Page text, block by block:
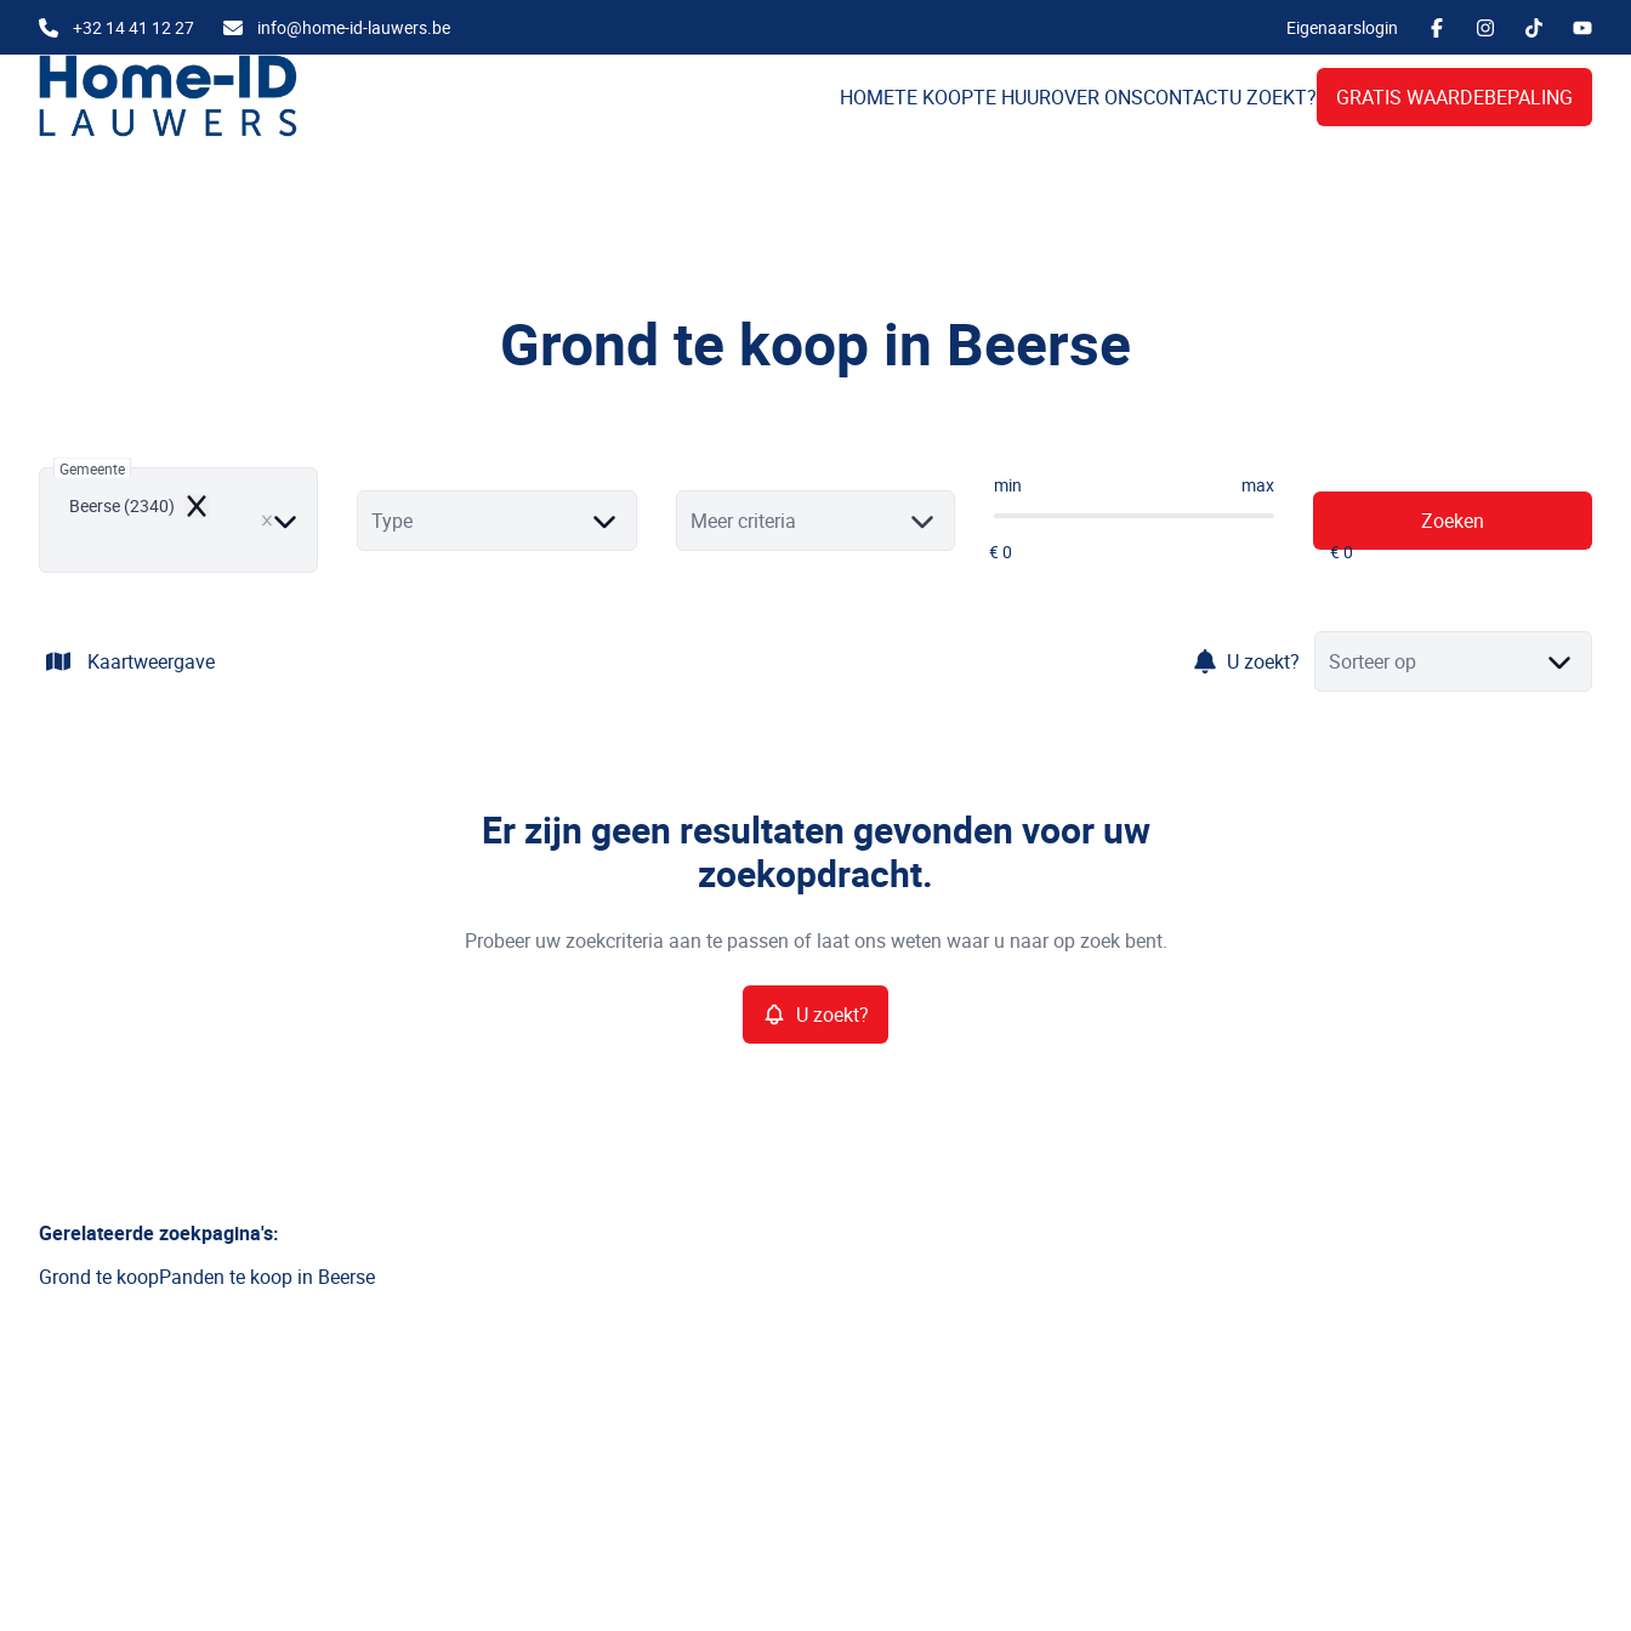
Ga naar hoofdinhoud
+32 14 41 12 27 info@home-id-lauwers.be Eigenaarslogin
HOMETE KOOPTE HUUROVER ONSCONTACTU ZOEKT? GRATIS WAARDEBEPALING
Grond te koop in Beerse
Gemeente
Beerse (2340) Remove Type Meer criteria
min max
Zoeken
Kaartweergave U zoekt? Sorteer op
Er zijn geen resultaten gevonden voor uw
zoekopdracht.
Probeer uw zoekcriteria aan te passen of laat ons weten waar u naar op zoek bent.
U zoekt?
Gerelateerde zoekpagina's:
Grond te koopPanden te koop in Beerse